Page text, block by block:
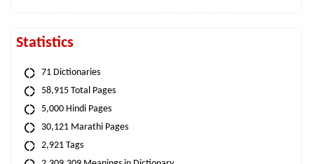
Statistics
71 Dictionaries
58,915 Total Pages
5,000 Hindi Pages
30,121 Marathi Pages
2,921 Tags